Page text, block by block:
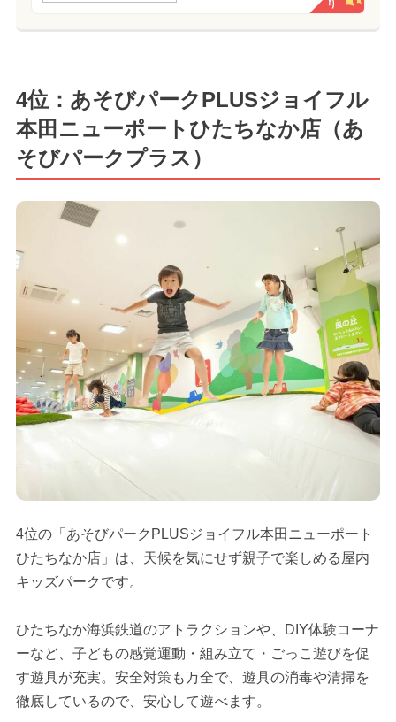
4位：あそびパークPLUSジョイフル
本田ニューポートひたちなか店（あ
そびパークプラス）
4位の「あそびパークPLUSジョイフル本田ニューポート
ひたちなか店」は、天候を気にせず親子で楽しめる屋内
キッズパークです。
ひたちなか海浜鉄道のアトラクションや、DIY体験コーナ
ーなど、子どもの感覚運動・組み立て・ごっこ遊びを促
す遊具が充実。安全対策も万全で、遊具の消毒や清掃を
徹底しているので、安心して遊べます。